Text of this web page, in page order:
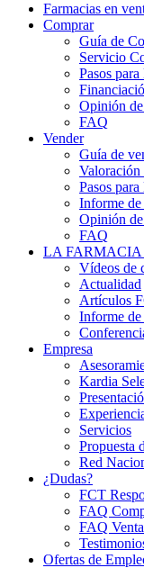
Farmacias en
Comprar
Guía de
Servicio
Pasos
Opinión
FAQ
Vender
Guía de
Valoración
Pasos para
Informe de
Opinión
FAQ
LA FARMACIA
Vídeos de
Actualidad
Artículos
Informe de
Empresa
Kardia
Servicios
Propuesta
Red
¿Dudas?
FCT
FAQ
FAQ Venta
Ofertas de